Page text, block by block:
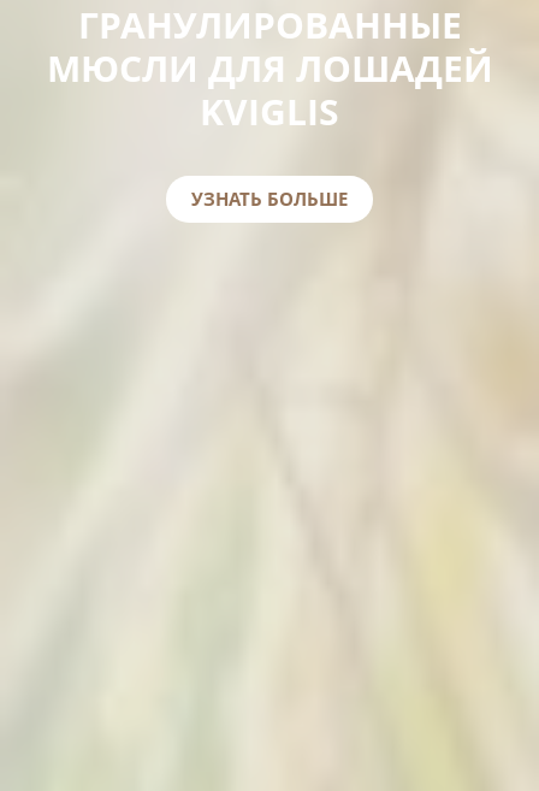
ГРАНУЛИРОВАННЫЕ
МЮСЛИ ДЛЯ ЛОШАДЕЙ
KVIGLIS
УЗНАТЬ БОЛЬШЕ